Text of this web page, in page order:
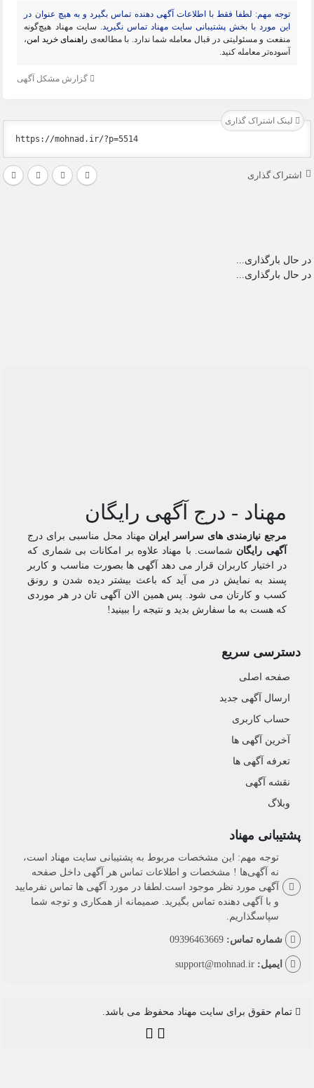
توجه مهم: لطفا فقط با اطلاعات آگهی دهنده تماس بگیرد و به هیچ عنوان در
این مورد با بخش پشتیبانی سایت مهناد تماس نگیرید. سایت مهناد هیچ‌گونه
منفعت و مسئولیتی در قبال معامله شما ندارد. با مطالعه‌ی راهنمای خرید امن،
آسوده‌تر معامله کنید.
گزارش مشکل آگهی
لینک اشتراک گذاری
اشتراک گذاری
در حال بارگذاری...
در حال بارگذاری...
مهناد - درج آگهی رایگان
مرجع نیازمندی های سراسر ایران مهناد محل مناسبی برای درج
آگهی رایگان شماست. با مهناد علاوه بر امکانات بی شماری که
در اختیار کاربران قرار می دهد آگهی ها بصورت مناسب و کاربر
پسند به نمایش در می آید که باعث بیشتر دیده شدن و رونق
کسب و کارتان می شود. پس همین الان آگهی تان در هر موردی
که هست به ما سفارش بدید و نتیجه را ببینید!
دسترسی سریع
صفحه اصلی
ارسال‌ آگهی جدید
حساب کاربری
آخرین آگهی ها
تعرفه آگهی ها
نقشه آگهی
وبلاگ
پشتیبانی مهناد
توجه مهم: این مشخصات مربوط به پشتیبانی سایت مهناد است،
نه آگهی‌ها ! مشخصات و اطلاعات تماس هر آگهی داخل صفحه
آگهی مورد نظر موجود است.لطفا در مورد آگهی ها تماس نفرمایید
و با آگهی دهنده تماس بگیرید. صمیمانه از همکاری و توجه شما
سپاسگذاریم.
شماره تماس:09396463669
ایمیل:support@mohnad.ir
تمام حقوق برای سایت مهناد محفوظ می باشد.